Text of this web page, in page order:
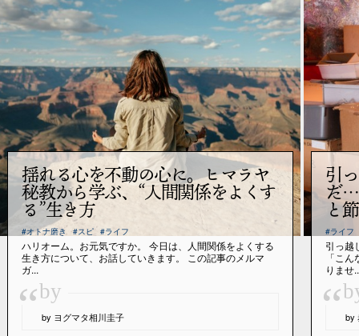
揺れる心を不動の心に。ヒマラヤ
秘教から学ぶ、“人間関係をよくす
る”生き方
#オトナ磨き #スピ #ライフ
ハリオーム。お元気ですか。 今日は、人間関係をよくする
生き方について、お話していきます。 この記事のメルマ
ガ...
“by
by ヨグマタ相川圭子
引
だ…
と
#ライフ
引っ越
「こ
りませ
“ by